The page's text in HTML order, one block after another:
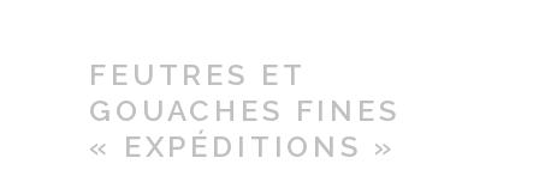
FEUTRES ET
GOUACHES FINES
« EXPÉDITIONS »